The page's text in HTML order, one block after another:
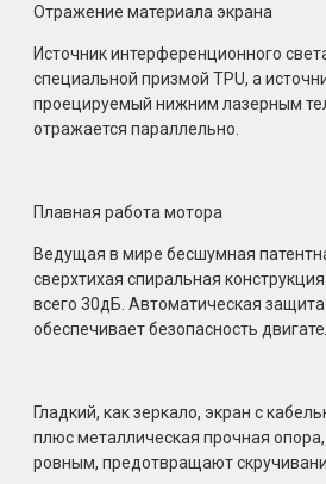
Отражение материала экрана
Источник интерференционного
специальной призмой TPU, а
проецируемый нижним лазерным
отражается параллельно.
Плавная работа мотора
Ведущая в мире бесшумная
сверхтихая спиральная
всего 30дБ. Автоматическая
обеспечивает безопасность
Гладкий, как зеркало, экран с
плюс металлическая прочная
ровным, предотвращают